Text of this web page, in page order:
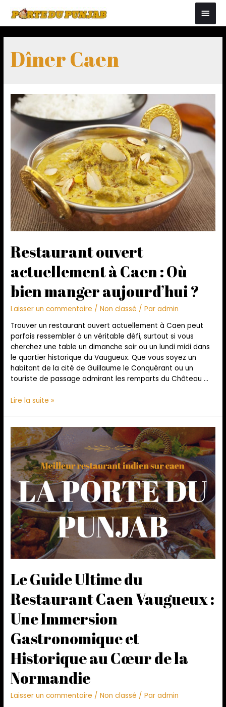
Dîner Caen
Restaurant ouvert
actuellement à Caen : Où
bien manger aujourd’hui ?
Laisser un commentaire /Non classé / Paradmin
Trouver un restaurant ouvert actuellement à Caen peut
parfois ressembler à un véritable défi, surtout si vous
cherchez une table un dimanche soir ou un lundi midi dans
le quartier historique du Vaugueux. Que vous soyez un
habitant de la cité de Guillaume le Conquérant ou un
touriste de passage admirant les remparts du Château …
Lire la suite »
Le Guide Ultime du
Restaurant Caen Vaugueux :
Une Immersion
Gastronomique et
Historique au Cœur de la
Normandie
Laisser un commentaire /Non classé / Paradmin